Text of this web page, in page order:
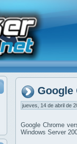
Google
jueves, 14 de abril de
Google Chrome
Windows Server